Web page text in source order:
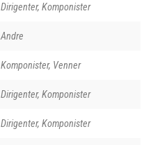
Dirigenter, Komponister
Andre
Komponister, Venner
Dirigenter, Komponister
Dirigenter, Komponister